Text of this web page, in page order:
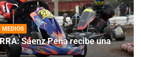
MEDIOS
Sáenz Peña recibe una